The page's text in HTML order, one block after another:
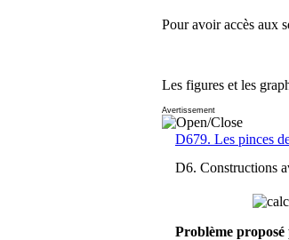
Pour avoir accès aux
Les figures et les
Avertissement
D679. Les pinces
D6. Constructions
Problème